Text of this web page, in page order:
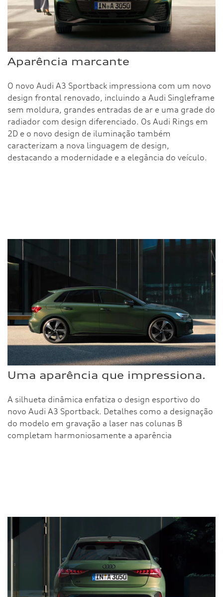
Aparência marcante
O novo Audi A3 Sportback impressiona com um novo
design frontal renovado, incluindo a Audi Singleframe
sem moldura, grandes entradas de ar e uma grade do
radiador com design diferenciado. Os Audi Rings em
2D e o novo design de iluminação também
caracterizam a nova linguagem de design,
destacando a modernidade e a elegância do veículo.
Uma aparência que impressiona.
A silhueta dinâmica enfatiza o design esportivo do
novo Audi A3 Sportback. Detalhes como a designação
do modelo em gravação a laser nas colunas B
completam harmoniosamente a aparência